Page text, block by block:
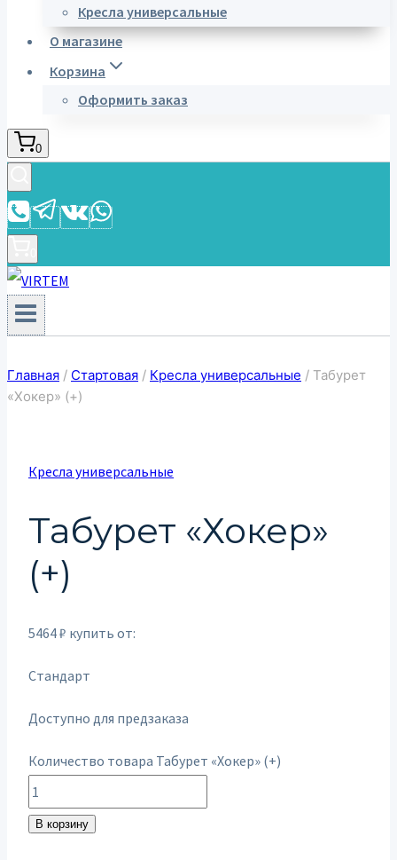
Кресла универсальные
О магазине
Корзина
Оформить заказ
0
Главная / Стартовая / Кресла универсальные / Табурет
«Хокер» (+)
Кресла универсальные
Табурет «Хокер»
(+)
5464₽ купить от:
Стандарт
Доступно для предзаказа
Количество товара Табурет «Хокер» (+)
В корзину